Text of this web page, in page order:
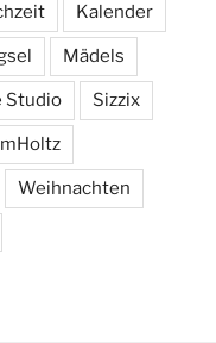
Kalender
Mädels
Studio Sizzix
Weihnachten